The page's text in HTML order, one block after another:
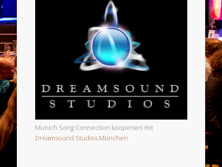
Munich Song Connection kooperiert mit
Dreamsound Studios München